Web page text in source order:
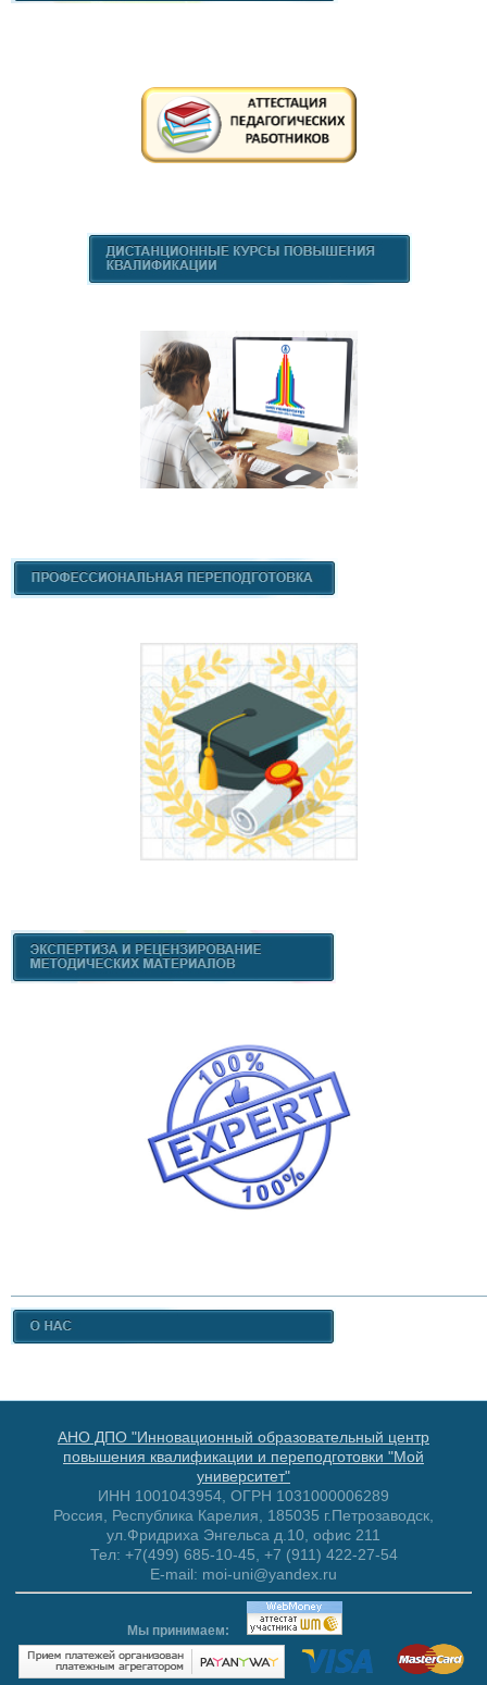
АНО ДПО "Инновационный образовательный центр
повышения квалификации и переподготовки "Мой
университет"
ИНН 1001043954, ОГРН 1031000006289
Россия, Республика Карелия, 185035 г.Петрозаводск,
ул.Фридриха Энгельса д.10, офис 211
Тел: +7(499) 685-10-45, +7 (911) 422-27-54
E-mail: moi-uni@yandex.ru
Мы принимаем: